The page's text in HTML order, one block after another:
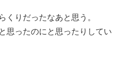
くりだったなあと思う。
思ったのにと思ったりしてい